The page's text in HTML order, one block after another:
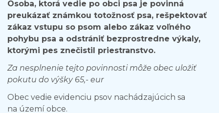
Osoba, ktorá vedie po obci psa je povinná
preukázať známkou totožnosť psa, rešpektovať
zákaz vstupu so psom alebo zákaz voľného
pohybu psa a odstrániť bezprostredne výkaly,
ktorými pes znečistil priestranstvo.
Za nesplnenie tejto povinnosti môže obec uložiť
pokutu do výšky 65,- eur
Obec vedie evidenciu psov nachádzajúcich sa
na území obce.